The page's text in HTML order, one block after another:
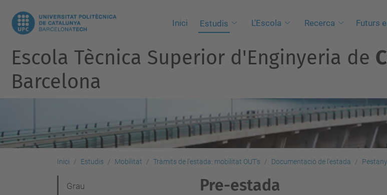
Inici Estudis L'Escola Recerca Futurs
Escola Tècnica Superior d'Enginyeria de
Barcelona
Inici Estudis Mobilitat Tràmits de l'estada: mobilitat OUT's Documentació de l'estada
Pre-estada
Grau